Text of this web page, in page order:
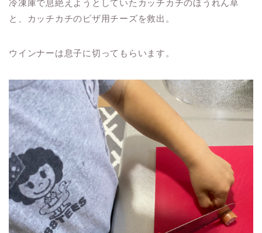
冷凍庫で息絶えようとしていたカッチカチのほうれん草
と、カッチカチのピザ用チーズを救出。
ウインナーは息子に切ってもらいます。